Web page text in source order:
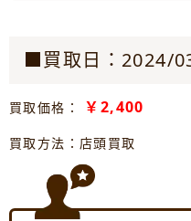
■買取日：2024/
買取価格： ￥2,400
買取方法：店頭買取